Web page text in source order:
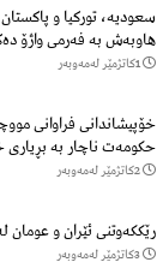
سعودیە، تورکیا و
هاوبەش بە فەرمی واژۆ
1كاتژمێر لەمەوبەر
خۆپیشاندانی فراوانی
حکومەت ناچار بە بڕیاری
2كاتژمێر لەمەوبەر
رێککەوتنی ئێران و
3كاتژمێر لەمەوبەر